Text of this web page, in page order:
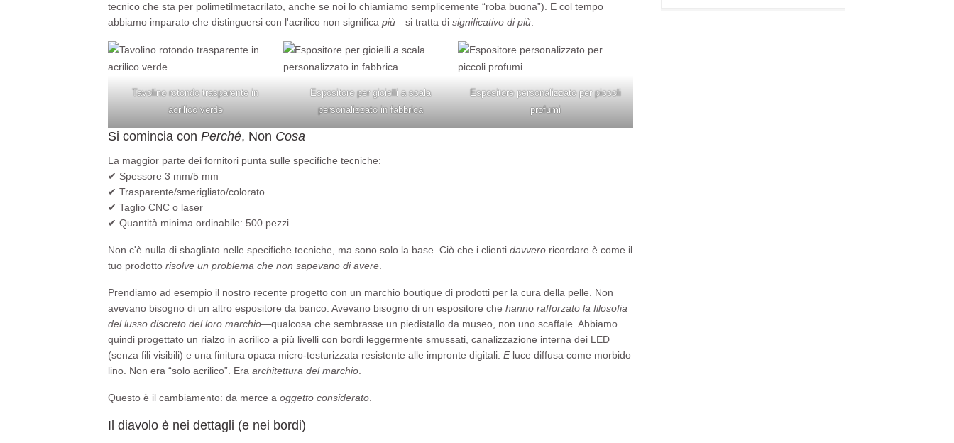
tecnico che sta per polimetilmetacrilato, anche se noi lo chiamiamo semplicemente “roba buona”). E col tempo
abbiamo imparato che distinguersi con l'acrilico non significa più—si tratta di significativo di più
Tavolino rotondo trasparente in
acrilico verde
Espositore per gioielli a scala
personalizzato in fabbrica
Espositore personalizzato per piccoli
profumi
Si comincia con Perché, Non Cosa
La maggior parte dei fornitori punta sulle specifiche tecniche:
✔ Spessore 3 mm/5 mm
✔ Trasparente/smerigliato/colorato
✔ Taglio CNC o laser
✔ Quantità minima ordinabile: 500 pezzi
Non c'è nulla di sbagliato nelle specifiche tecniche, ma sono solo la base. Ciò che i clienti davvero ricordare è come il
tuo prodotto risolve un problema che non sapevano di avere
Prendiamo ad esempio il nostro recente progetto con un marchio boutique di prodotti per la cura della pelle. Non
avevano bisogno di un altro espositore da banco. Avevano bisogno di un espositore che hanno rafforzato la filosofia
del lusso discreto del loro marchio—qualcosa che sembrasse un piedistallo da museo, non uno scaffale. Abbiamo
quindi progettato un rialzo in acrilico a più livelli con bordi leggermente smussati, canalizzazione interna dei LED
(senza fili visibili) e una finitura opaca micro-testurizzata resistente alle impronte digitali. Eluce diffusa come morbido
lino. Non era “solo acrilico”. Era architettura del marchio
Questo è il cambiamento: da merce a oggetto considerato
Il diavolo è nei dettagli (e nei bordi)